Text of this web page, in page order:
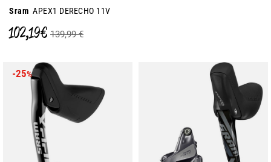
Sram APEX1 DERECHO 11V
102,19 € 139,99 €
-25%